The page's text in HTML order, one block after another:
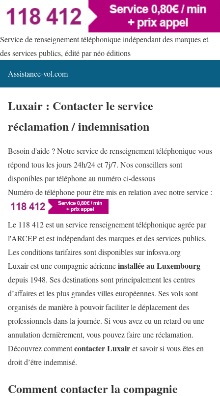
Service de renseignement téléphonique indépendant des marques et
des services publics, édité par néo éditions
Assistance-vol.com
Luxair : Contacter le service
réclamation / indemnisation
Besoin d'aide ? Notre service de renseignement téléphonique vous
répond tous les jours 24h/24 et 7j/7. Nos conseillers sont
disponibles par téléphone au numéro ci-dessous
Numéro de téléphone pour être mis en relation avec notre service :
Le 118 412 est un service renseignement téléphonique agrée par
l'ARCEP et est indépendant des marques et des services publics.
Les conditions tarifaires sont disponibles sur infosva.org
Luxair est une compagnie aérienneinstallée au Luxembourg
depuis 1948. Ses destinations sont principalement les centres
d’affaires et les plus grandes villes européennes. Ses vols sont
organisés de manière à pouvoir faciliter le déplacement des
professionnels dans la journée. Si vous avez eu un retard ou une
annulation dernièrement, vous pouvez faire une réclamation.
Découvrez commentcontacter Luxairet savoir si vous êtes en
droit d’être indemnisé.
Comment contacter la compagnie